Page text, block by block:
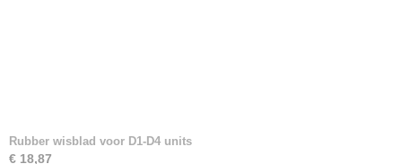
Rubber wisblad voor D1-D4 units
€ 18,87